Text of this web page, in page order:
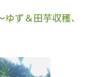
ず＆田芋収穫、